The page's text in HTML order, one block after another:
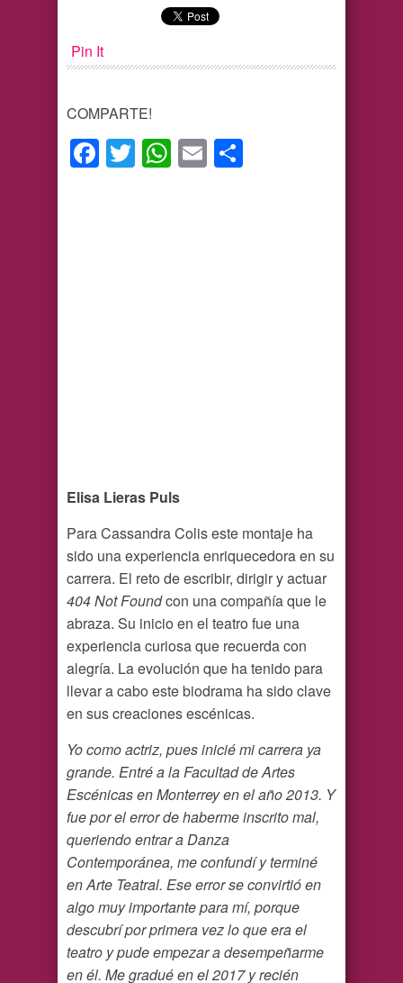
Pin It
COMPARTE!
Facebook
TwitterWhatsApp
Email
Elisa Lieras Puls
Para Cassandra Colis este montaje ha
sido una experiencia enriquecedora en su
carrera. El reto de escribir, dirigir y actuar
404 Not Foundcon una compañía que le
abraza. Su inicio en el teatro fue una
experiencia curiosa que recuerda con
alegría. La evolución que ha tenido para
llevar a cabo este biodrama ha sido clave
en sus creaciones escénicas.
Yo como actriz, pues inicié mi carrera ya
grande. Entré a la Facultad de Artes
Escénicas en Monterrey en el año 2013. Y
fue por el error de haberme inscrito mal,
queriendo entrar a Danza
Contemporánea, me confundí y terminé
en Arte Teatral. Ese error se convirtió en
algo muy importante para mí, porque
descubrí por primera vez lo que era el
teatro y pude empezar a desempeñarme
en él. Me gradué en el 2017 y recién